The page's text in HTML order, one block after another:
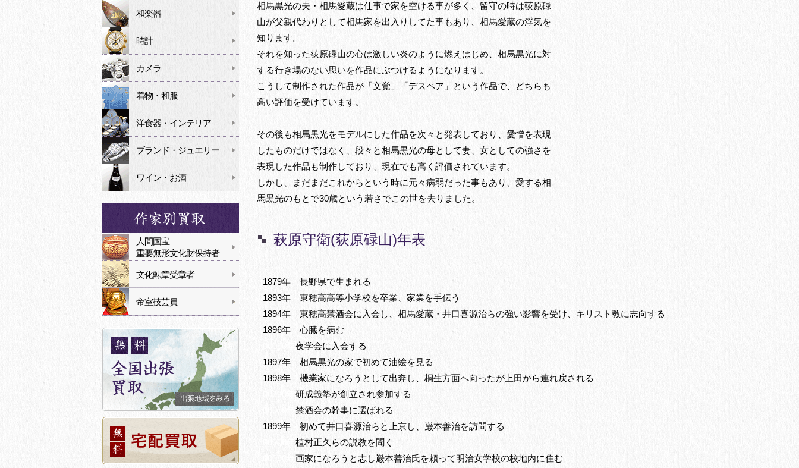
相馬黒光の夫・相馬愛蔵は仕事で家を空ける事が多く、留守の時は荻原碌
山が父親代わりとして相馬家を出入りしてた事もあり、相馬愛蔵の浮気を
知ります。
それを知った荻原碌山の心は激しい炎のように燃えはじめ、相馬黒光に対
する行き場のない思いを作品にぶつけるようになります。
こうして制作された作品が「文覚」「デスペア」という作品で、どちらも
高い評価を受けています。
その後も相馬黒光をモデルにした作品を次々と発表しており、愛憎を表現
したものだけではなく、段々と相馬黒光の母として妻、女としての強さを
表現した作品も制作しており、現在でも高く評価されています。
しかし、まだまだこれからという時に元々病弱だった事もあり、愛する相
馬黒光のもとで30歳という若さでこの世を去りました。
萩原守衛(荻原碌山)年表
1879年 長野県で生まれる
1893年 東穂高高等小学校を卒業、家業を手伝う
1894年 東穂高禁酒会に入会し、相馬愛蔵・井口喜源治らの強い影響を受け、キリスト教に志向する
1896年 心臓を病む
夜学会に入会する
1897年 相馬黒光の家で初めて油絵を見る
1898年 機業家になろうとして出奔し、桐生方面へ向ったが上田から連れ戻される
研成義塾が創立され参加する
禁酒会の幹事に選ばれる
1899年 初めて井口喜源治らと上京し、巌本善治を訪問する
植村正久らの説教を聞く
画家になろうと志し巌本善治氏を頼って明治女学校の校地内に住む
和楽器
時計
カメラ
着物・和服
洋食器・インテリア
ブランド・ジュエリー
ワイン・お酒
人間国宝
重要無形文化財保持者
文化勲章受章者
帝室技芸員